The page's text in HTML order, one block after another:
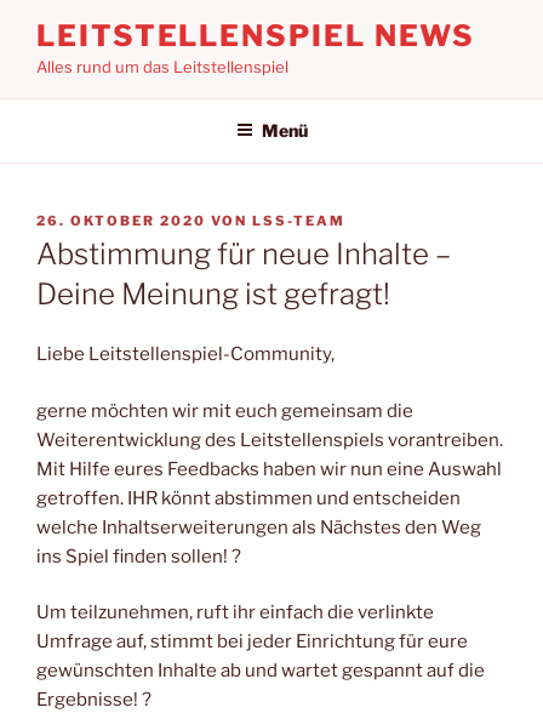
Inhalt
springen
LEITSTELLENSPIEL NEWS
Alles rund um das Leitstellenspiel
Menü
VERÖFFENTLICHT
AM
26. OKTOBER 2020 VON LSS-TEAM
Abstimmung für neue Inhalte –
Deine Meinung ist gefragt!
Liebe Leitstellenspiel-Community,
gerne möchten wir mit euch gemeinsam die
Weiterentwicklung des Leitstellenspiels vorantreiben.
Mit Hilfe eures Feedbacks haben wir nun eine Auswahl
getroffen. IHR könnt abstimmen und entscheiden
welche Inhaltserweiterungen als Nächstes den Weg
ins Spiel finden sollen! ?
Um teilzunehmen, ruft ihr einfach die verlinkte
Umfrage auf, stimmt bei jeder Einrichtung für eure
gewünschten Inhalte ab und wartet gespannt auf die
Ergebnisse! ?